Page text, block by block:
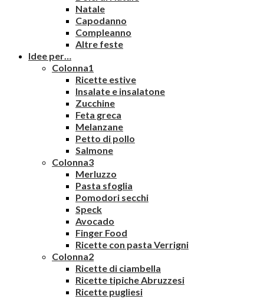
Natale
Capodanno
Compleanno
Altre feste
Idee per…
Colonna1
Ricette estive
Insalate e insalatone
Zucchine
Feta greca
Melanzane
Petto di pollo
Salmone
Colonna3
Merluzzo
Pasta sfoglia
Pomodori secchi
Speck
Avocado
Finger Food
Ricette con pasta Verrigni
Colonna2
Ricette di ciambella
Ricette tipiche Abruzzesi
Ricette pugliesi